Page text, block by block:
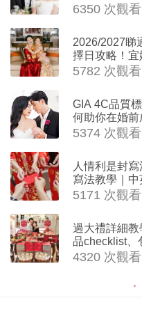
6350 次觀看
2026/2027睇
擇日攻略！
沖生肖一覽
5782 次觀看
GIA 4C品質
何助你在婚前
5374 次觀看
人情利是封
寫法教學｜
5171 次觀看
過大禮詳細
品checklist、
吉祥說話
4320 次觀看